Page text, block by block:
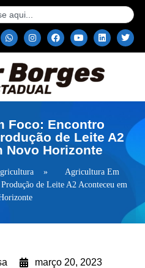
Foco: Encontro
de Leite A2
Novo Horizonte
»
Agricultura Em
de Leite A2 Aconteceu em
março 20, 2023